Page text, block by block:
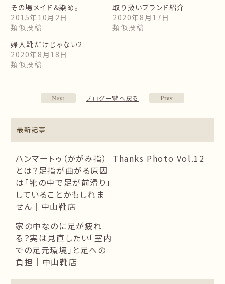
その場メイド＆染め。
2015年10月2日
類似投稿
取り扱いブランド紹介
2020年8月17日
類似投稿
婦人靴だけじゃない2
2020年8月18日
類似投稿
ブログ一覧へ戻る
最新記事
ハンマートゥ（かがみ指）
とは？足指が曲がる原因
は「靴の中で足が前滑り」
していることかもしれま
せん｜中山靴店
Thanks Photo Vol.12
家の中なのに足が疲れ
る？実は見直したい「室内
での足元環境」と足への
負担｜中山靴店